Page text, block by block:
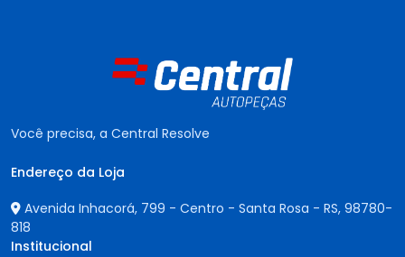
Você precisa, a Central Resolve
Endereço da Loja
Avenida Inhacorá, 799 - Centro - Santa Rosa - RS, 98780-
818
Institucional